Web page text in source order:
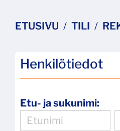
ETUSIVU TILI
Henkilötiedot
Etu- ja sukunimi: